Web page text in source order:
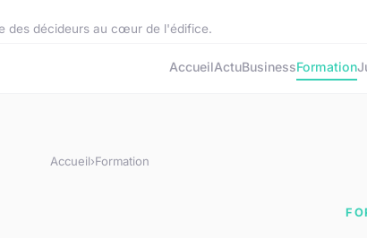
des décideurs au cœur de l'édifice.
AccueilActuBusinessFormation
Accueil›Formation